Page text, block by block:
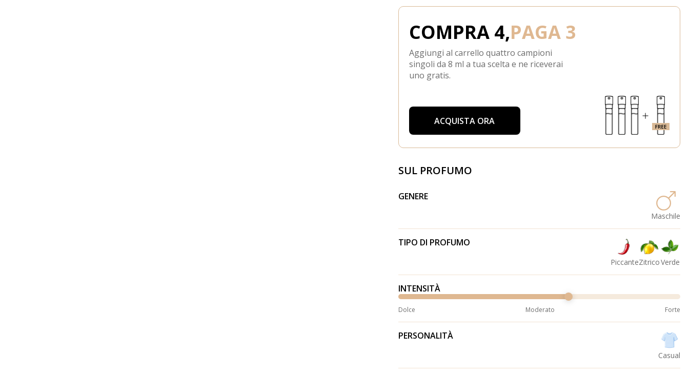
COMPRA 4,PAGA 3
Aggiungi al carrello quattro campioni
singoli da 8 ml a tua scelta e ne riceverai
uno gratis.
ACQUISTA ORA
SUL PROFUMO
GENERE
Maschile
TIPO DI PROFUMO
PiccanteZitricoVerde
INTENSITÀ
Dolce Moderato Forte
PERSONALITÀ
Casual